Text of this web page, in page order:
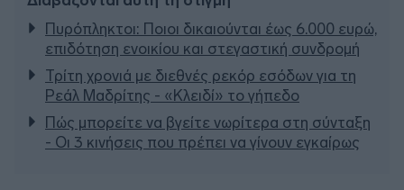
Πυρόπληκτοι: Ποιοι δικαιούνται έως 6.000 ευρώ,
επιδότηση ενοικίου και στεγαστική συνδρομή
Τρίτη χρονιά με διεθνές ρεκόρ εσόδων για τη
Ρεάλ Μαδρίτης - «Κλειδί» το γήπεδο
Πώς μπορείτε να βγείτε νωρίτερα στη σύνταξη
- Οι 3 κινήσεις που πρέπει να γίνουν εγκαίρως